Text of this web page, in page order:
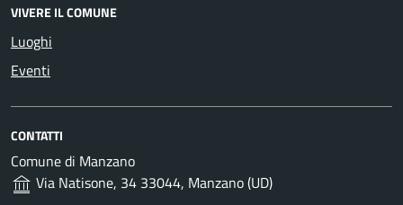
VIVERE IL COMUNE
Luoghi
Eventi
CONTATTI
Comune di Manzano
Via Natisone, 34 33044, Manzano (UD)